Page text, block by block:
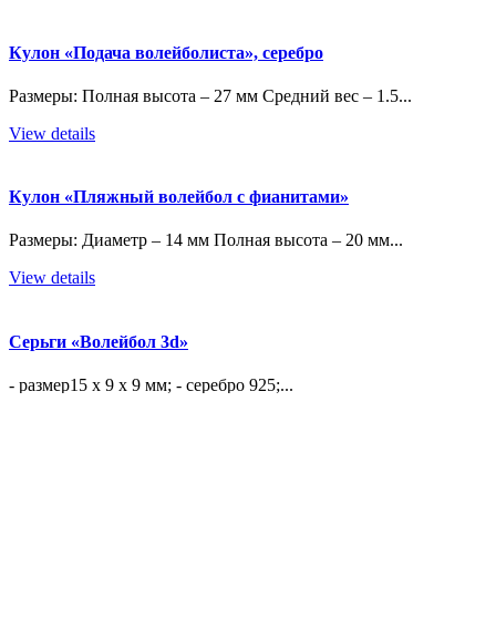
Кулон «Подача волейболиста», серебро
Размеры: Полная высота – 27 мм Средний вес – 1.5...
View details
Кулон «Пляжный волейбол с фианитами»
Размеры: Диаметр – 14 мм Полная высота – 20 мм...
View details
Серьги «Волейбол 3d»
- размер15 х 9 х 9 мм; - серебро 925;...